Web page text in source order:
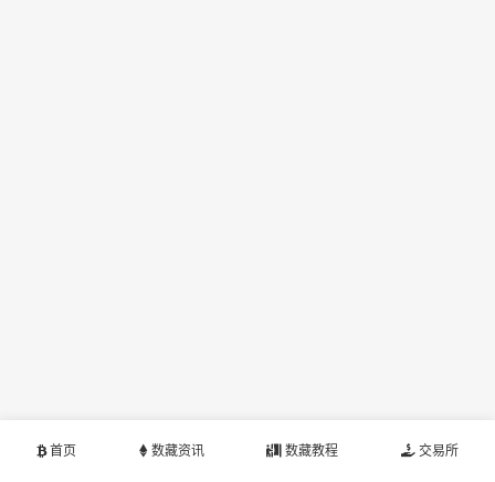
首页 数藏资讯 数藏教程 交易所